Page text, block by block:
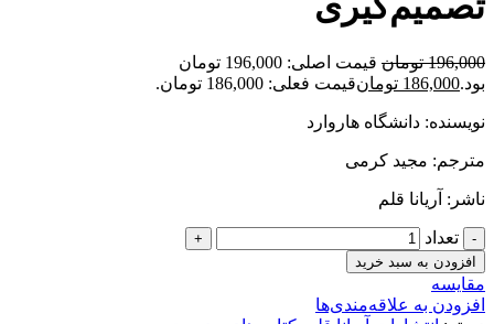
196,000 تومان
قیمت اصلی: 196,000 تومان
بود.186,000 تومانقیمت فعلی: 186,000 تومان.
نویسنده: دانشگاه هاروارد
مترجم: مجید کرمی
ناشر: آریانا قلم
تعداد
افزودن به سبد خرید
مقایسه
افزودن به علاقه‌مندی‌ها